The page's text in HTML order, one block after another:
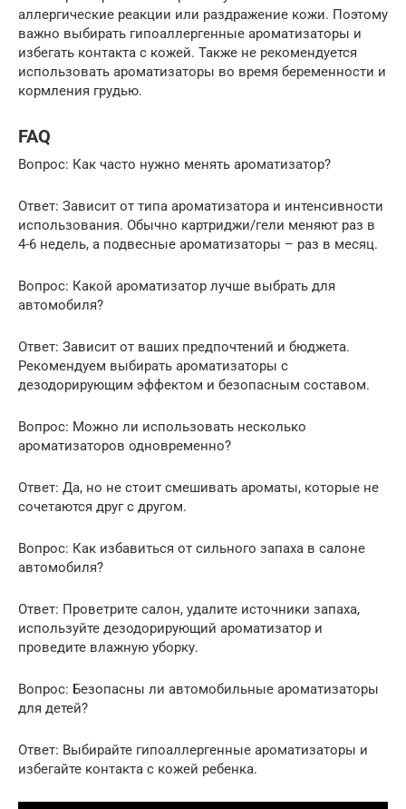
аллергические реакции или раздражение кожи. Поэтому
важно выбирать гипоаллергенные ароматизаторы и
избегать контакта с кожей. Также не рекомендуется
использовать ароматизаторы во время беременности и
кормления грудью.
FAQ
Вопрос: Как часто нужно менять ароматизатор?
Ответ: Зависит от типа ароматизатора и интенсивности
использования. Обычно картриджи/гели меняют раз в
4-6 недель, а подвесные ароматизаторы – раз в месяц.
Вопрос: Какой ароматизатор лучше выбрать для
автомобиля?
Ответ: Зависит от ваших предпочтений и бюджета.
Рекомендуем выбирать ароматизаторы с
дезодорирующим эффектом и безопасным составом.
Вопрос: Можно ли использовать несколько
ароматизаторов одновременно?
Ответ: Да, но не стоит смешивать ароматы, которые не
сочетаются друг с другом.
Вопрос: Как избавиться от сильного запаха в салоне
автомобиля?
Ответ: Проветрите салон, удалите источники запаха,
используйте дезодорирующий ароматизатор и
проведите влажную уборку.
Вопрос: Безопасны ли автомобильные ароматизаторы
для детей?
Ответ: Выбирайте гипоаллергенные ароматизаторы и
избегайте контакта с кожей ребенка.